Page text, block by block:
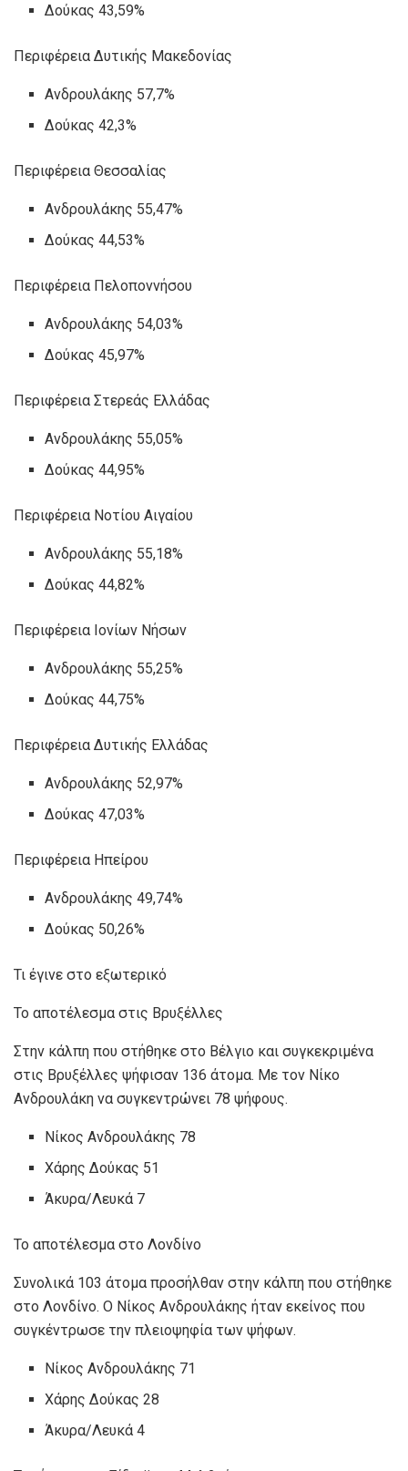
Δούκας 43,59%
Περιφέρεια Δυτικής Μακεδονίας
Ανδρουλάκης 57,7%
Δούκας 42,3%
Περιφέρεια Θεσσαλίας
Ανδρουλάκης 55,47%
Δούκας 44,53%
Περιφέρεια Πελοποννήσου
Ανδρουλάκης 54,03%
Δούκας 45,97%
Περιφέρεια Στερεάς Ελλάδας
Ανδρουλάκης 55,05%
Δούκας 44,95%
Περιφέρεια Νοτίου Αιγαίου
Ανδρουλάκης 55,18%
Δούκας 44,82%
Περιφέρεια Ιονίων Νήσων
Ανδρουλάκης 55,25%
Δούκας 44,75%
Περιφέρεια Δυτικής Ελλάδας
Ανδρουλάκης 52,97%
Δούκας 47,03%
Περιφέρεια Ηπείρου
Ανδρουλάκης 49,74%
Δούκας 50,26%
Τι έγινε στο εξωτερικό
Το αποτέλεσμα στις Βρυξέλλες
Στην κάλπη που στήθηκε στο Βέλγιο και συγκεκριμένα
στις Βρυξέλλες ψήφισαν 136 άτομα. Με τον Νίκο
Ανδρουλάκη να συγκεντρώνει 78 ψήφους.
Νίκος Ανδρουλάκης 78
Χάρης Δούκας 51
Άκυρα/Λευκά 7
Το αποτέλεσμα στο Λονδίνο
Συνολικά 103 άτομα προσήλθαν στην κάλπη που στήθηκε
στο Λονδίνο. Ο Νίκος Ανδρουλάκης ήταν εκείνος που
συγκέντρωσε την πλειοψηφία των ψήφων.
Νίκος Ανδρουλάκης 71
Χάρης Δούκας 28
Άκυρα/Λευκά 4